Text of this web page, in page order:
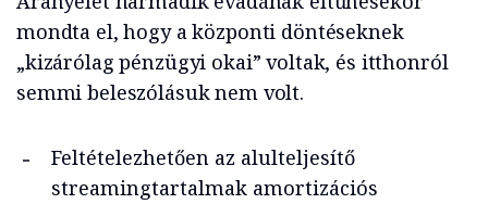
mondta el, hogy a központi döntéseknek
„kizárólag pénzügyi okai” voltak, és itthonról
semmi beleszólásuk nem volt.
Feltételezhetően az alulteljesítő
streamingtartalmak amortizációs